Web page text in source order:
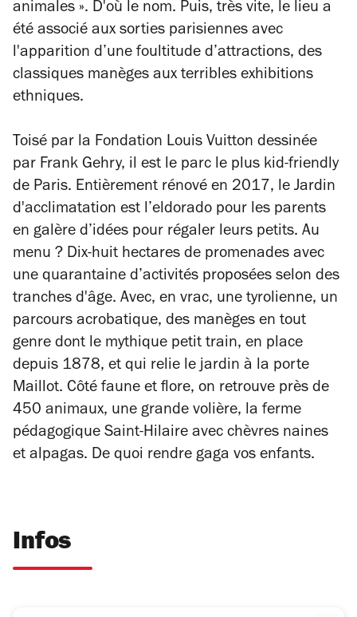
animales ». D'où le nom. Puis, très vite, le lieu a
été associé aux sorties parisiennes avec
l'apparition d’une foultitude d’attractions, des
classiques manèges aux terribles exhibitions
ethniques.
Toisé par la Fondation Louis Vuitton dessinée
par Frank Gehry, il est le parc le plus kid-friendly
de Paris. Entièrement rénové en 2017, le Jardin
d'acclimatation est l’eldorado pour les parents
en galère d’idées pour régaler leurs petits. Au
menu ? Dix-huit hectares de promenades avec
une quarantaine d’activités proposées selon des
tranches d'âge. Avec, en vrac, une tyrolienne, un
parcours acrobatique, des manèges en tout
genre dont le mythique petit train, en place
depuis 1878, et qui relie le jardin à la porte
Maillot. Côté faune et flore, on retrouve près de
450 animaux, une grande volière, la ferme
pédagogique Saint-Hilaire avec chèvres naines
et alpagas. De quoi rendre gaga vos enfants.
Infos